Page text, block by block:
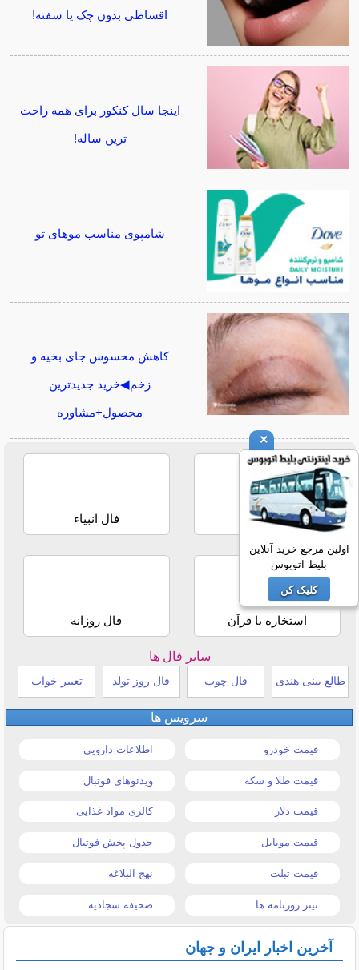
اقساطی بدون چک یا سفته!
اینجا سال کنکور برای همه راحت
ترین ساله!
شامپوی مناسب موهای تو
کاهش محسوس جای بخیه و
زخم◀خرید جدیدترین
محصول+مشاوره
فال حافظ فال انبیاء
استخاره با قرآن فال روزانه
سایر فال ها
طالع بینی هندی فال چوب فال روز تولد تعبیر خواب
سرویس ها
قیمت خودرو اطلاعات دارویی
قیمت طلا و سکه ویدئوهای فوتبال
قیمت دلار کالری مواد غذایی
قیمت موبایل جدول پخش فوتبال
قیمت تبلت نهج البلاغه
تیتر روزنامه ها صحیفه سجادیه
آخرین اخبار ایران و جهان
×
اولین مرجع خرید آنلاین
بلیط اتوبوس
کلیک کن